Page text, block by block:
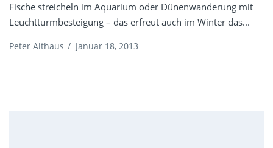
Fische streicheln im Aquarium oder Dünenwanderung mit
Leuchtturmbesteigung – das erfreut auch im Winter das...
Peter Althaus / Januar 18, 2013